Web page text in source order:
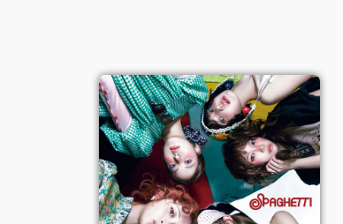
Spaghetti - Le
Sserafim (ft. J-
hope)